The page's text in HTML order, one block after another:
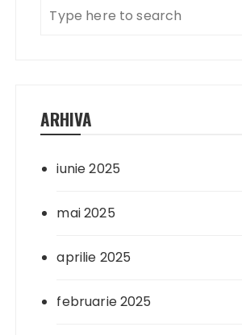
ARHIVA
iunie 2025
mai 2025
aprilie 2025
februarie 2025